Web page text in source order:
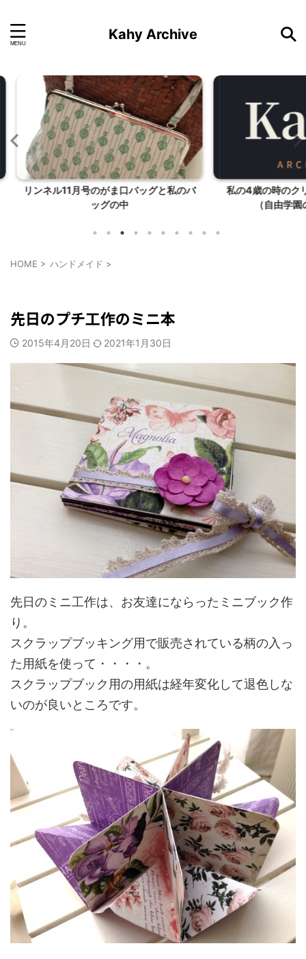
Kahy Archive
と私のバ
私の4歳の時のクリスマスプレゼント
（自由学園のクリスマ...
HOME > ハンドメイド >
先日のプチ工作のミニ本
2015年4月20日 2021年1月30日
先日のミニ工作は、お友達にならったミニブック作
り。
スクラップブッキング用で販売されている柄の入っ
た用紙を使って・・・・。
スクラップブック用の用紙は経年変化して退色しな
いのが良いところです。